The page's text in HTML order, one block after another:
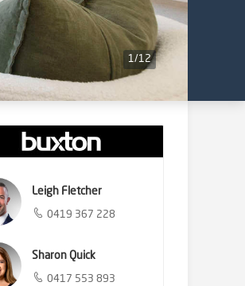
1/12
Leigh Fletcher
0419 367 228
Sharon Quick
0417 553 893